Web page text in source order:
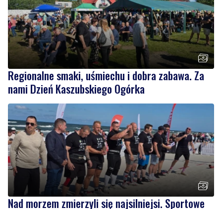
Regionalne smaki, uśmiechu i dobra zabawa. Za
nami Dzień Kaszubskiego Ogórka